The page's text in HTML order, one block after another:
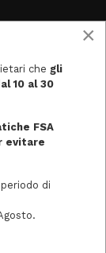
×
che gli
10 al 30
FSA
evitare
di